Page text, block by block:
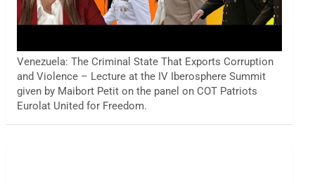
Venezuela: The Criminal State That Exports Corruption
and Violence – Lecture at the IV Iberosphere Summit
given by Maibort Petit on the panel on COT Patriots
Eurolat United for Freedom.